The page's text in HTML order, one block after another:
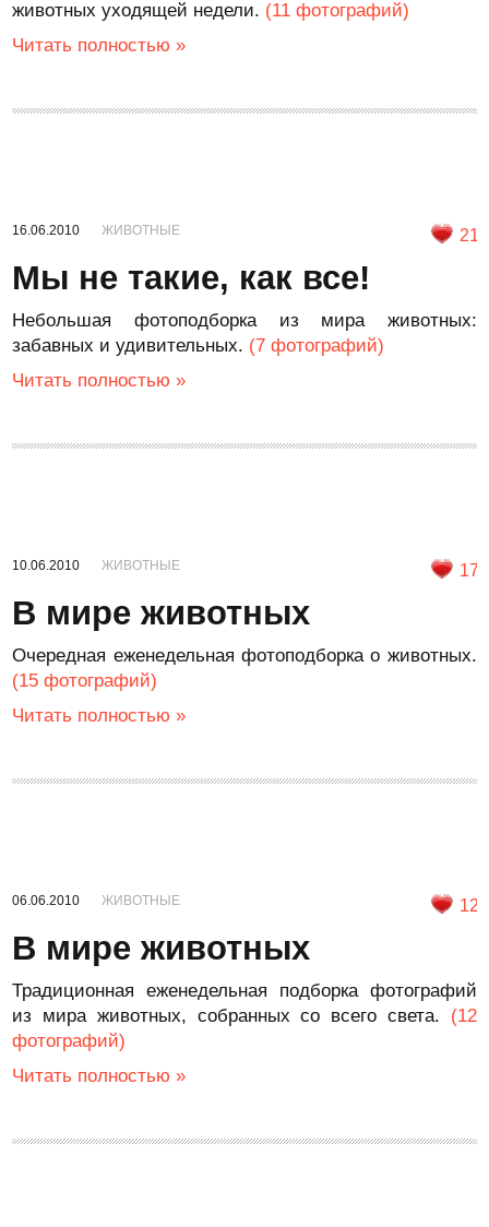
животных уходящей недели. (11 фотографий)
Читать полностью »
16.06.2010 ЖИВОТНЫЕ 21
Мы не такие, как все!
Небольшая фотоподборка из мира животных:
забавных и удивительных. (7 фотографий)
Читать полностью »
10.06.2010 ЖИВОТНЫЕ 17
В мире животных
Очередная еженедельная фотоподборка о животных.
(15 фотографий)
Читать полностью »
06.06.2010 ЖИВОТНЫЕ 12
В мире животных
Традиционная еженедельная подборка фотографий
из мира животных, собранных со всего света. (12
фотографий)
Читать полностью »